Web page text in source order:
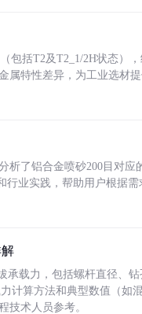
包括T2及T2_1/2H状态）
属特性差异，为工业选材提
了铝合金喷砂200目对应
业实践，帮助用户根据需
承载力，包括螺杆直径、
计算方法和典型数值（如
技术人员参考。